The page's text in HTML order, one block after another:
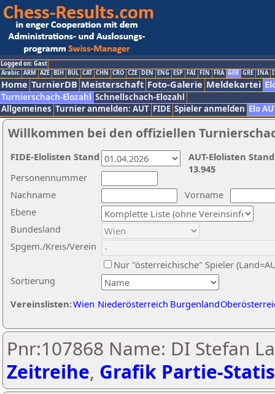
Logged on: Gast
Arabic ARM AZE BIH BUL CAT CHN CRO CZE DEN ENG ESP FAI FIN FRA GER GRE INA
Home TurnierDB Meisterschaft Foto-Galerie Meldekartei
Turnierschach-Elozahl Schnellschach-Elozahl
Allgemeines Turnier anmelden: AUT FIDE Spieler anmelden Elo
Willkommen bei den offiziellen
Nachname
Vorname
Ebene
Sortierung
Personennummer
Bundesland
Spgem./Kreis/Verein
Nur "österreichische" Spieler
Vereinslisten:Wien Niederösterreich Burgenland
AUT-Elolisten
13.945
FIDE-Elolisten Stand
Pnr:107868 Name: DI Stefan
Zeitreihe, Grafik Partie-